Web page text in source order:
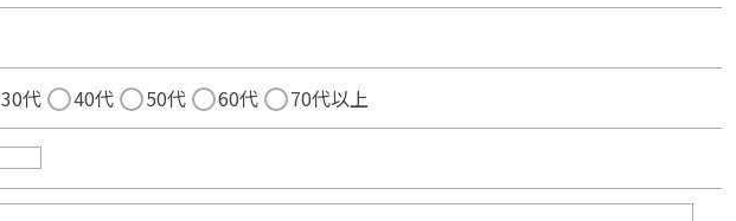
30代 40代 50代 60代 70代以上